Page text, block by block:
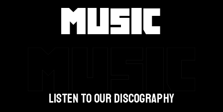
Music
listen to our discography